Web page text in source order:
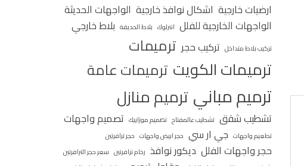
ارضيات خارجية اشكال نوافذ خارجية الواجهات الحديثة
الواجهات الخارجية للفلل انترلوك بلاط الحديقة بلاط خارجي
تركيب بلاط متداخل تركيب حجر ترميمات
ترميمات الكويت ترميمات عامة
ترميم مباني ترميم منازل
تشطيب شقق تشطيب عالمفتاح تصميم موزاييك تصميم واجهات
تطعيم واجهات جي ار سي حجر ابيض واجهات حجر ترافرتين
حجر واجهات الفلل ديكور نوافذ رخام ترافرتين سعر حجر الترافرتين